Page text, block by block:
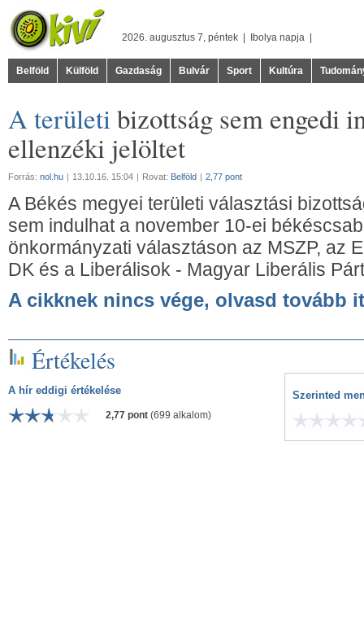
2026. augusztus 7, péntek | Ibolya napja |
Belföld Külföld Gazdaság Bulvár Sport Kultúra
A területibizottság sem engedi
ellenzéki jelöltet
Forrás: nol.hu | 13.10.16. 15:04 | Rovat: Belföld | 2,77 pont
A Békés megyei területi választási
sem indulhat a november 10-ei
önkormányzati választáson az MSZP, az
DK és a Liberálisok - Magyar Liberális
A cikknek nincs vége, olvasd tovább
Értékelés
A hír eddigi értékelése
2,77 pont (699 alkalom)
Szerinted